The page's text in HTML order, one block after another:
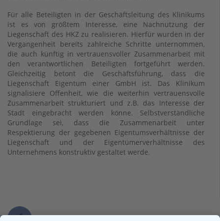
Für alle Beteiligten in der Geschäftsleitung des Klinikums
ist es von größtem Interesse, eine Nachnutzung der
Liegenschaft des HKZ zu realisieren. Hierfür wurden in der
Vergangenheit bereits zahlreiche Schritte unternommen,
die auch künftig in vertrauensvoller Zusammenarbeit mit
den verantwortlichen Beteiligten fortgeführt werden.
Gleichzeitig betont die Geschäftsführung, dass die
Liegenschaft Eigentum einer GmbH ist. Das Klinikum
signalisiere Offenheit, wie die weiterhin vertrauensvolle
Zusammenarbeit strukturiert und z.B. das Interesse der
Stadt eingebracht werden könne. Selbstverständliche
Grundlage sei, dass die Zusammenarbeit unter
Respektierung der gegebenen Eigentumsverhältnisse der
Liegenschaft und der Eigentümerverhältnisse des
Unternehmens konstruktiv gestaltet werde.